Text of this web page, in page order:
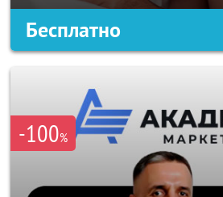
Бесплатно
-100%